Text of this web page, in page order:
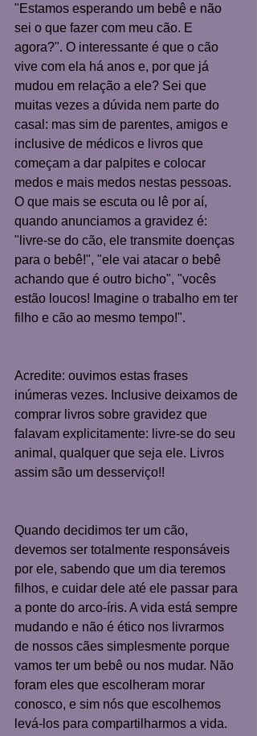
"Estamos esperando um bebê e não
sei o que fazer com meu cão. E
agora?". O interessante é que o cão
vive com ela há anos e, por que já
mudou em relação a ele? Sei que
muitas vezes a dúvida nem parte do
casal: mas sim de parentes, amigos e
inclusive de médicos e livros que
começam a dar palpites e colocar
medos e mais medos nestas pessoas.
O que mais se escuta ou lê por aí,
quando anunciamos a gravidez é:
"livre-se do cão, ele transmite doenças
para o bebê!", "ele vai atacar o bebê
achando que é outro bicho", "vocês
estão loucos! Imagine o trabalho em ter
filho e cão ao mesmo tempo!".
Acredite: ouvimos estas frases
inúmeras vezes. Inclusive deixamos de
comprar livros sobre gravidez que
falavam explicitamente: livre-se do seu
animal, qualquer que seja ele. Livros
assim são um desserviço!!
Quando decidimos ter um cão,
devemos ser totalmente responsáveis
por ele, sabendo que um dia teremos
filhos, e cuidar dele até ele passar para
a ponte do arco-íris. A vida está sempre
mudando e não é ético nos livrarmos
de nossos cães simplesmente porque
vamos ter um bebê ou nos mudar. Não
foram eles que escolheram morar
conosco, e sim nós que escolhemos
levá-los para compartilharmos a vida.